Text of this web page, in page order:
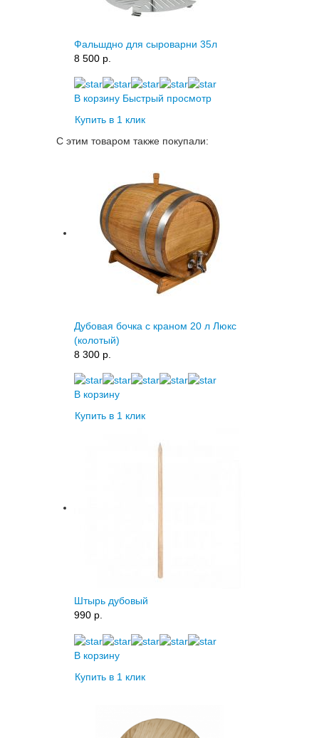
Фальшдно для сыроварни 35л
8 500 p.
В корзину Быстрый просмотр
Купить в 1 клик
С этим товаром также покупали:
Дубовая бочка с краном 20 л Люкс
(колотый)
8 300 p.
В корзину
Купить в 1 клик
Штырь дубовый
990 p.
В корзину
Купить в 1 клик